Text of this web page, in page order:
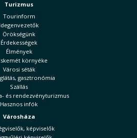
Turizmus
Tourinform
Idegenvezetők
Örökségünk
Érdekességek
Élmények
környéke
Városi séták
gasztronómia
Szállás
és rendezvényturizmus
Hasznos infók
Városháza
képviselők